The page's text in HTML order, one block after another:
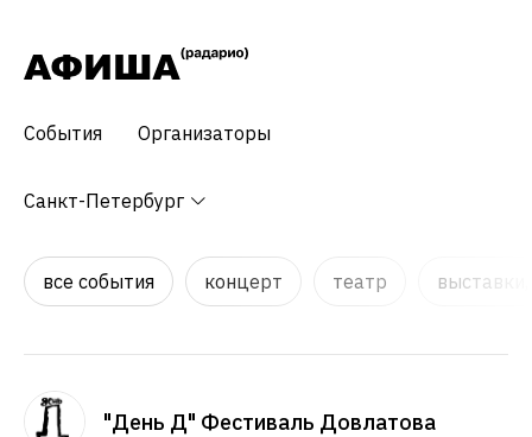
События Организаторы
Санкт-Петербург
все события концерт театр
"День Д" Фестиваль Довлатова